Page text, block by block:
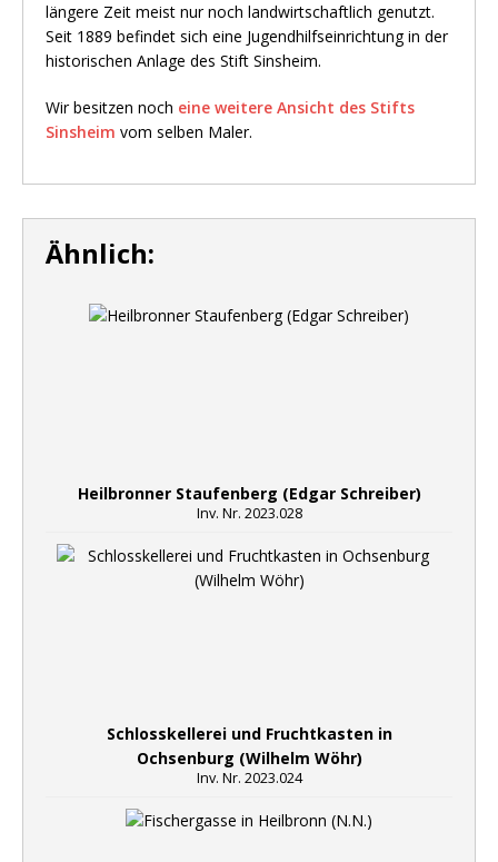
längere Zeit meist nur noch landwirtschaftlich genutzt.
Seit 1889 befindet sich eine Jugendhilfseinrichtung in der
historischen Anlage des Stift Sinsheim.
Wir besitzen noch eine weitere Ansicht des Stifts
Sinsheim vom selben Maler.
Ähnlich:
Heilbronner Staufenberg (Edgar Schreiber)
Inv. Nr. 2023.028
Schlosskellerei und Fruchtkasten in
Ochsenburg (Wilhelm Wöhr)
Inv. Nr. 2023.024